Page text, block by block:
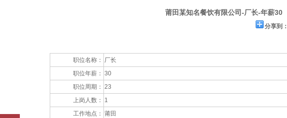
莆田某知名餐饮有限公司-厂长-年薪30
分享到：
职位名称：
厂长
职位年薪： 30
职位周期： 23
上岗人数：
1
工作地点： 莆田